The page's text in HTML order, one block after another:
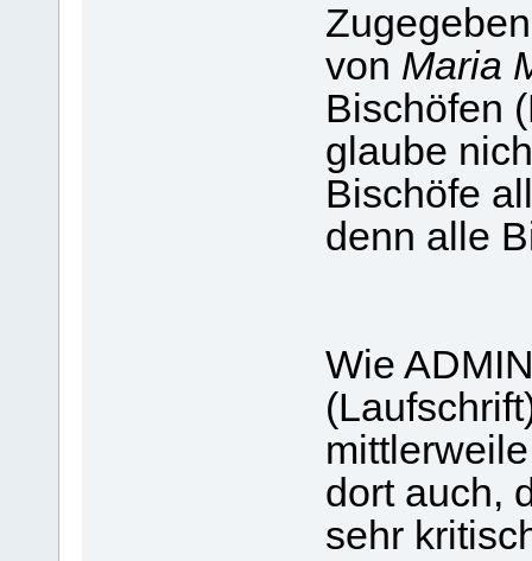
von Maria
Bischöfen
glaube
Bischöfe
denn alle
Wie
dort auch,
sehr